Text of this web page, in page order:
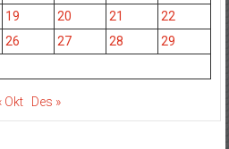
19 20 21
22
26 27 28
29
Okt Des »